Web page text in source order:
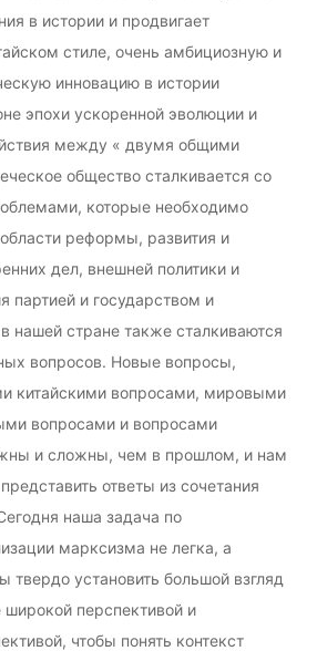
в истории и продвигает
стиле, очень амбициозную и
инновацию в истории
эпохи ускоренной эволюции и
между « двумя общими
общество сталкивается со
которые необходимо
реформы, развития и
дел, внешней политики и
партией и государством и
нашей стране также сталкиваются
вопросов. Новые вопросы,
китайскими вопросами, мировыми
вопросами и вопросами
и сложны, чем в прошлом, и нам
ответы из сочетания
наша задача по
марксизма не легка, а
установить большой взгляд
перспективой и
чтобы понять контекст